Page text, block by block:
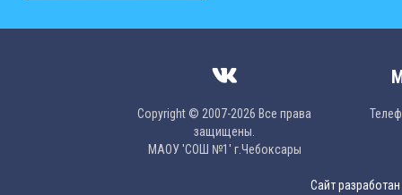
Copyright © 2007-2026 Все права
защищены.
МAОУ 'CОШ №1' г.Чебоксары
Сайт